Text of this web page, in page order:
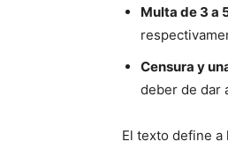
Multa de 3 a
Censura y
deber de dar
El texto define a